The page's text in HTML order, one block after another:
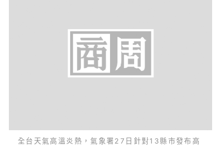
全台天氣高溫炎熱，氣象署27日針對13縣市發布高